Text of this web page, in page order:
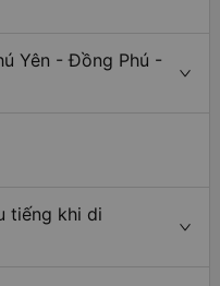
Yên - Đồng Phú -
tiếng khi di